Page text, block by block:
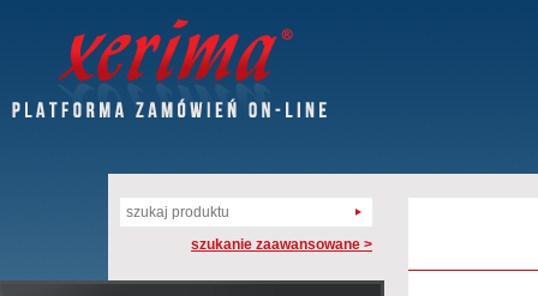
szukanie zaawansowane >